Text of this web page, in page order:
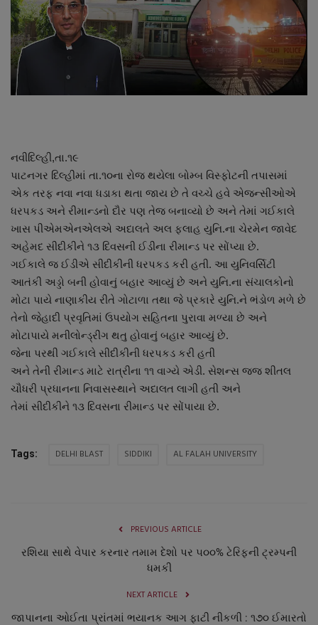
About Author
Contact
Dipotsav Special
રાષ્ટ્રીય
ગુજરાત
જુનાગઢ
Support US
બજારના સમાચાર
નાણાંકીય સમાચાર
સ્થાનિક સમાચાર
સ્પોર્ટ્સ
રાશિફળ
સ્વાસ્થ્ય
નવીદિલ્હી,તા.૧૯
પાટનગર દિલ્હીમાં તા.૧૦ના રોજ થયેલા બોમ્બ વિસ્ફોટની તપાસમાં
એક તરફ નવા નવા ધડાકા થતા જાય છે તે વચ્ચે હવે એજન્સીઓએ
ધરપકડ અને રીમાન્ડનો દૌર પણ તેજ બનાવ્યો છે અને તેમાં ગઈકાલે
ખાસ પીએમએનએલએ અદાલતે અલ ફલાહ યુનિ.ના ચેરમેન જાવેદ
અહેમદ સીદીકીને ૧૩ દિવસની ઈડીના રીમાન્ડ પર સોંપ્યા છે.
ગઈકાલે જ ઈડીએ સીદીકીની ધરપકડ કરી હતી. આ યુનિવર્સિટી
આતંકી અડ્ડો બની હોવાનું બહાર આવ્યું છે અને યુનિ.ના સંચાલકોનો
મોટા પાયે નાણાકીય રીતે ગોટાળા તથા જે પ્રકારે યુનિ.ને ભંડોળ મળે છે
તેનો જેહાદી પ્રવૃતિમાં ઉપયોગ સહિતના પુરાવા મળ્યા છે અને
મોટાપાયે મનીલોન્ડ્રીંગ થતુ હોવાનું બહાર આવ્યું છે.
જેના પરથી ગઈકાલે સીદીકીની ધરપકડ કરી હતી
અને તેની રીમાન્ડ માટે રાત્રીના ૧૧ વાગ્યે એડી. સેશન્સ જજ શીતલ
ચૌધરી પ્રધાનના નિવાસસ્થાને અદાલત લાગી હતી અને
તેમાં સીદીકીને ૧૩ દિવસના રીમાન્ડ પર સોંપાયા છે.
Tags: DELHI BLAST SIDDIKI AL FALAH UNIVERSITY
PREVIOUS ARTICLE
રશિયા સાથે વેપાર કરનાર તમામ દેશો પર ૫૦૦% ટેરિફની ટ્રમ્પની
ધમકી
NEXT ARTICLE
જાપાનના ઓઈતા પ્રાંતમાં ભયાનક આગ ફાટી નીકળી : ૧૭૦ ઈમારતો